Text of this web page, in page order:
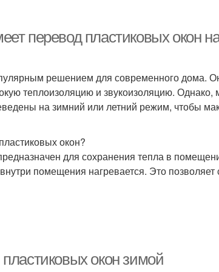
перевод пластиковых окон
решением для современного дома.
теплоизоляцию и звукоизоляцию. Однако,
на зимний или летний режим, чтобы
окон?
для сохранения тепла в
помещения нагревается. Это
окон зимой